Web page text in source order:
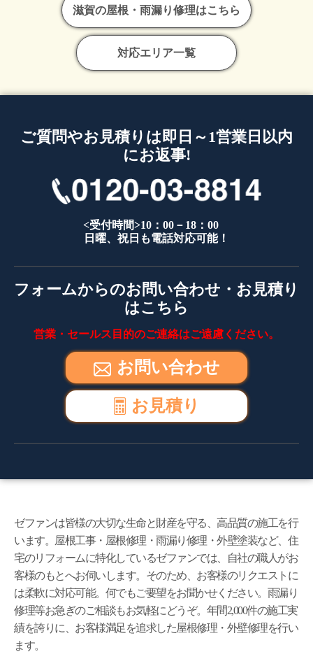
滋賀の屋根・雨漏り修理はこちら
対応エリア一覧
ご質問やお見積りは即日～1営業日以内
にお返事!
<受付時間>10：00－18：00
日曜、祝日も電話対応可能！
フォームからのお問い合わせ・お見積り
はこちら
営業・セールス目的のご連絡はご遠慮ください。
お問い合わせ
お見積り
ゼファンは皆様の大切な生命と財産を守る、高品質の施工を行
います。屋根工事・屋根修理・雨漏り修理・外壁塗装など、住
宅のリフォームに特化しているゼファンでは、自社の職人がお
客様のもとへお伺いします。そのため、お客様のリクエストに
は柔軟に対応可能。何でもご要望をお聞かせください。雨漏り
修理等お急ぎのご相談もお気軽にどうぞ。年間2,000件の施工実
績を誇りに、お客様満足を追求した屋根修理・外壁修理を行い
ます。